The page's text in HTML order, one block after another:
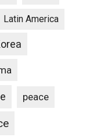
Latin America
peace